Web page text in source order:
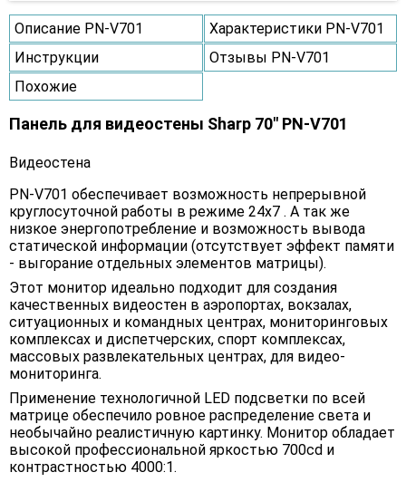
Описание PN-V701
Характеристики PN-V701
Инструкции
Отзывы PN-V701
Похожие
Панель для видеостены Sharp 70" PN-V701
Видеостена
PN-V701 обеспечивает возможность непрерывной
круглосуточной работы в режиме 24х7 . А так же
низкое энергопотребление и возможность вывода
статической информации (отсутствует эффект памяти
- выгорание отдельных элементов матрицы).
Этот монитор идеально подходит для создания
качественных видеостен в аэропортах, вокзалах,
ситуационных и командных центрах, мониторинговых
комплексах и диспетчерских, спорт комплексах,
массовых развлекательных центрах, для видео-
мониторинга.
Применение технологичной LED подсветки по всей
матрице обеспечило ровное распределение света и
необычайно реалистичную картинку. Монитор обладает
высокой профессиональной яркостью 700cd и
контрастностью 4000:1.